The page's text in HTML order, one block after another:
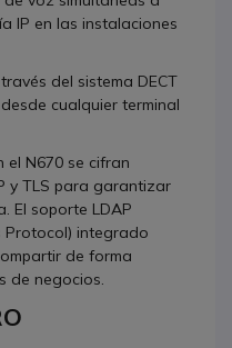
IP en las instalaciones
del sistema DECT
cualquier terminal
N670 se cifran
y TLS para garantizar
El soporte LDAP
Protocol) integrado
de forma
de negocios.